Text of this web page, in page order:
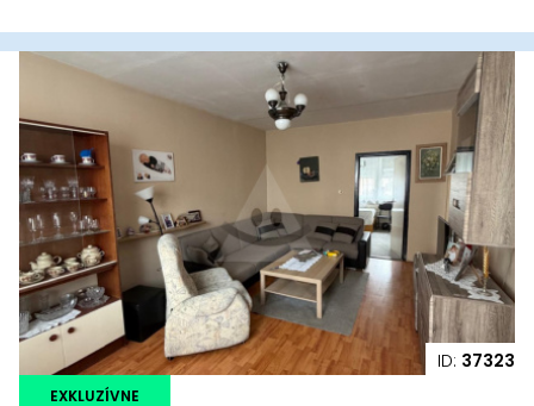
ID: 37323
EXKLUZÍVNE